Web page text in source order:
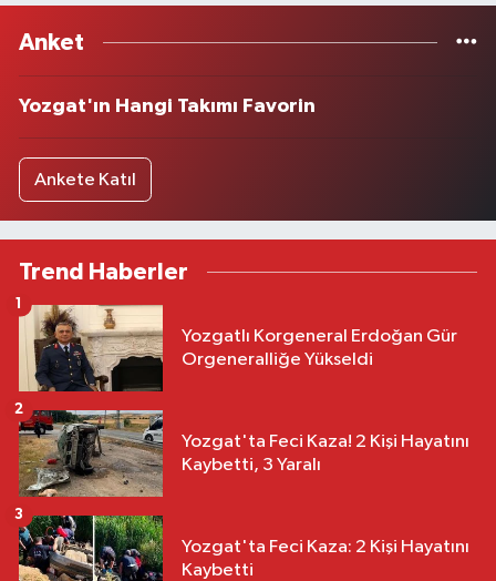
Anket
Yozgat'ın Hangi Takımı Favorin
Ankete Katıl
Trend Haberler
Yozgatlı Korgeneral Erdoğan Gür
Orgeneralliğe Yükseldi
1
Yozgat'ta Feci Kaza! 2 Kişi Hayatını
Kaybetti, 3 Yaralı
2
Yozgat'ta Feci Kaza: 2 Kişi Hayatını
Kaybetti
3